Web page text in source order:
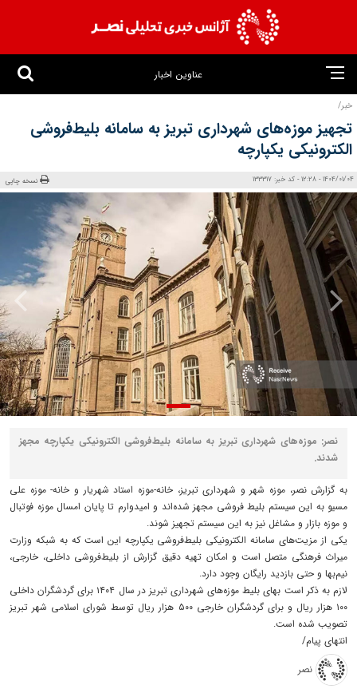
عناوین اخبار
خبر/
تجهیز موزه‌های شهرداری تبریز به سامانه بلیط‌فروشی
الکترونیکی یکپارچه
1404/01/04 - 12:28 - کد خبر: 133317 نسخه چاپی
نصر: موزه‌های شهرداری تبریز به سامانه بلیط‌فروشی الکترونیکی یکپارچه مجهز
شدند.
به گزارش نصر، موزه شهر و شهرداری تبریز، خانه-موزه استاد شهریار و خانه- موزه علی
مسیو به این سیستم بلیط فروشی مجهز شده‌اند و امیدوارم تا پایان امسال موزه فوتبال
و موزه بازار و مشاغل نیز به این سیستم تجهیز شوند.
یکی از مزیت‌های سامانه الکترونیکی بلیط‌فروشی یکپارچه این است که به شبکه وزارت
میراث فرهنگی متصل است و امکان تهیه دقیق گزارش از بلیط‌فروشی داخلی، خارجی،
نیم‌بها و حتی بازدید رایگان وجود دارد.
لازم به ذکر است بهای بلیط موزه‌های شهرداری تبریز در سال ۱۴۰۴ برای گردشگران داخلی
۱۰۰ هزار ریال و برای گردشگران خارجی ۵۰۰ هزار ریال توسط شورای اسلامی شهر تبریز
تصویب شده است.
انتهای پیام/
نصر